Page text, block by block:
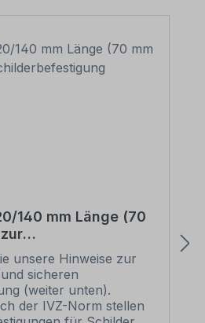
140 mm Länge (70
unsere Hinweise zur
sicheren
(weiter unten).
der IVZ-Norm stellen